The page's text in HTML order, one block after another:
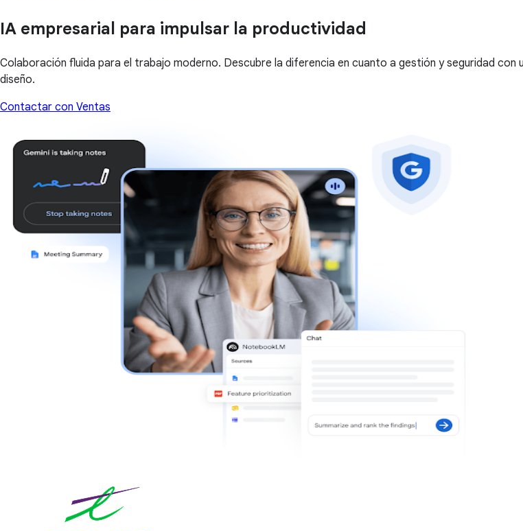
IA empresarial para impulsar la productividad
Colaboración fluida para el trabajo moderno. Descubre la diferencia en cuanto a gestión y seguridad
diseño.
Contactar con Ventas